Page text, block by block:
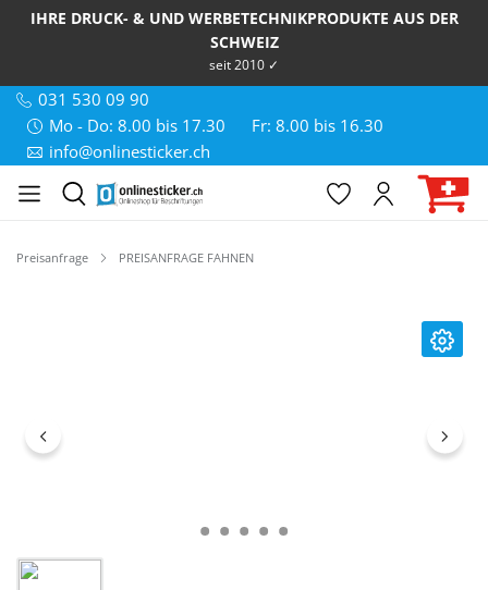
IHRE DRUCK- & UND WERBETECHNIKPRODUKTE AUS DER
SCHWEIZ
seit 2010 ✓
031 530 09 90
Mo - Do: 8.00 bis 17.30
Fr: 8.00 bis 16.30
info@onlinesticker.ch
Preisanfrage PREISANFRAGE FAHNEN